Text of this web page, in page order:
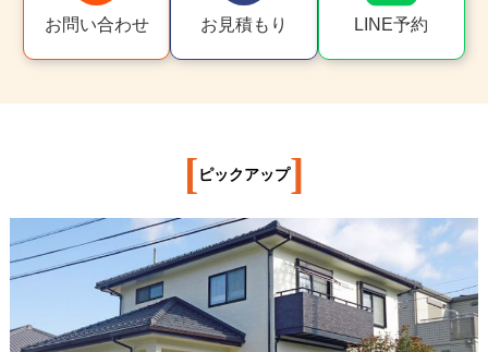
お問い合わせ お見積もり LINE予約
[ ピックアップ]